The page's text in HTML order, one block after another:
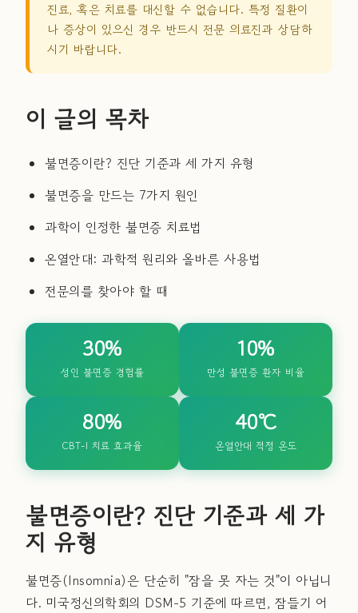
진료, 혹은 치료를 대신할 수 없습니다. 특정 질환이
나 증상이 있으신 경우 반드시 전문 의료진과 상담하
시기 바랍니다.
이 글의 목차
불면증이란? 진단 기준과 세 가지 유형
불면증을 만드는 7가지 원인
과학이 인정한 불면증 치료법
온열안대: 과학적 원리와 올바른 사용법
전문의를 찾아야 할 때
30%
성인 불면증 경험률
10%
만성 불면증 환자 비율
80%
CBT-I 치료 효과율
40℃
온열안대 적정 온도
불면증이란? 진단 기준과 세 가
지 유형
불면증(Insomnia)은 단순히 "잠을 못 자는 것"이 아닙니
다. 미국정신의학회의 DSM-5 기준에 따르면, 잠들기 어